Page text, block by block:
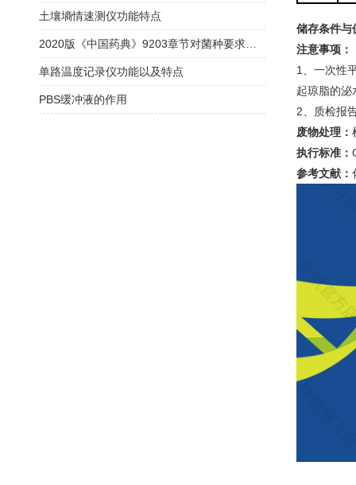
储存条件与
注意事项：
1、一次性
起琼脂的泌
2、质检报
废物处理：
执行标准：
参考文献：
土壤墒情速测仪功能特点
单路温度记录仪功能以及特点
PBS缓冲液的作用